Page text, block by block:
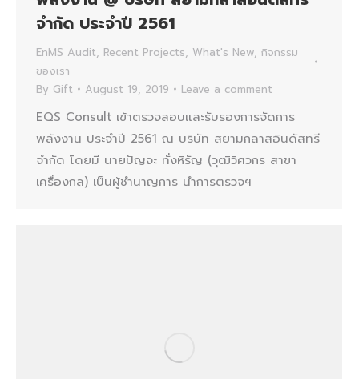
จำกัด ประจำปี 2561
EnMS Audit, Recent Projects, What's New, กิจกรรม
ของเรา
By Gift August 19, 2019 Leave a comment
EQS Consult เข้าตรวจสอบและรับรองการจัดการ
พลังงาน ประจำปี 2561 ณ บริษัท สยามกลาสอินดัสทรี
จำกัด โดยมี นายปัญจะ ทั่งหิรัญ (วุฒิวิศวกร สาขา
เครื่องกล) เป็นผู้ชำนาญการ นำการตรวจฯ